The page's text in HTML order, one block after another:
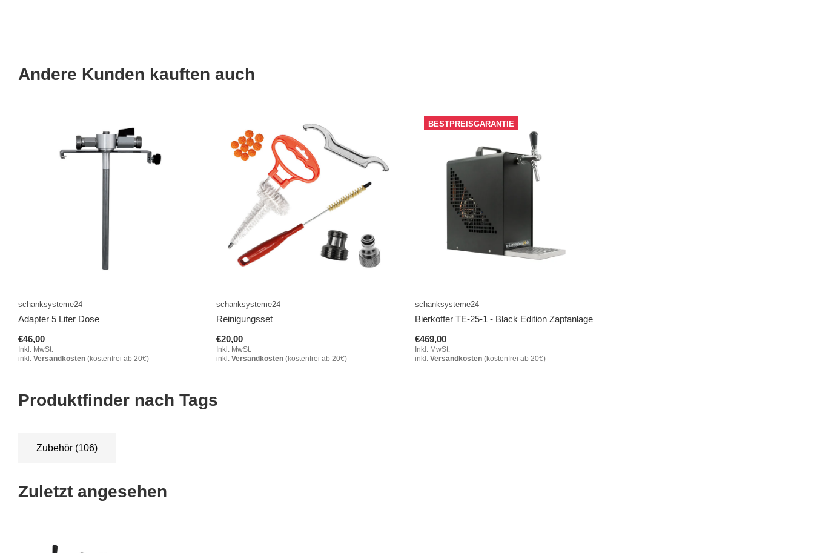
Andere Kunden kauften auch
schanksysteme24
Adapter 5 Liter Dose
€46,00
Inkl. MwSt.
inkl. Versandkosten (kostenfrei ab 20€)
schanksysteme24
Reinigungsset
€20,00
Inkl. MwSt.
inkl.Versandkosten (kostenfrei ab 20€)
BESTPREISGARANTIE
schanksysteme24
Bierkoffer TE-25-1 - Black Edition Zapfanlage
€469,00
Inkl. MwSt.
inkl. Versandkosten(kostenfrei ab 20€)
Produktfinder nach Tags
Zubehör (106)
Zuletzt angesehen